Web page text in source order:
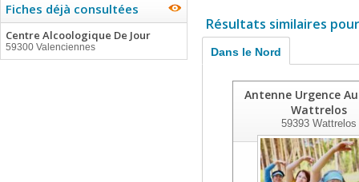
Fiches déjà consultées
Centre Alcoologique De Jour
59300 Valenciennes
Résultats similaires
Dans le Nord
Antenne Urgence Au
Wattrelos
59393Wattrelos